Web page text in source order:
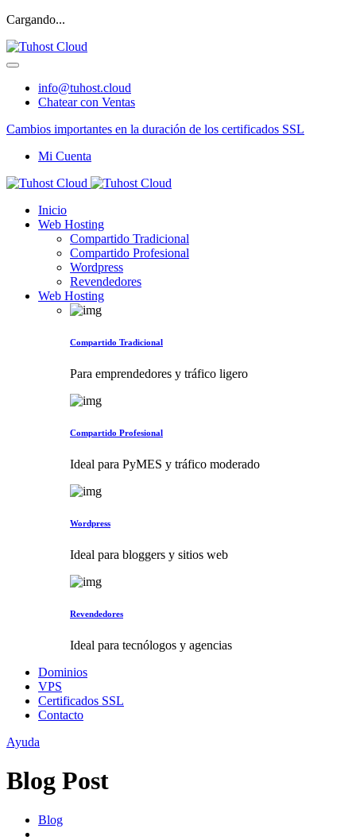
Cargando...
info@tuhost.cloud
Chatear con Ventas
Cambios importantes en la duración de los certificados SSL
Mi Cuenta
Inicio
Web Hosting
Compartido Tradicional
Compartido Profesional
Wordpress
Revendedores
Web Hosting
Compartido Tradicional
Para emprendedores y tráfico ligero
Compartido Profesional
Ideal para PyMES y tráfico moderado
Wordpress
Ideal para bloggers y sitios web
Revendedores
Ideal para tecnólogos y agencias
Dominios
VPS
Certificados SSL
Contacto
Ayuda
Blog Post
Blog